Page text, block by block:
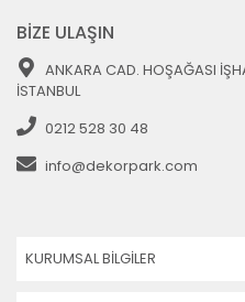
BİZE ULAŞIN
ANKARA CAD. HOŞAĞASI
İSTANBUL
0212 528 30 48
info@dekorpark.com
KURUMSAL BİLGİLER